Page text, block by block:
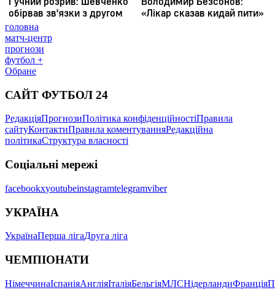
головна
матч-центр
прогнози
футбол +
Обране
САЙТ ФУТБОЛ 24
РедакціяПрогнозиПолітика конфіденційностіПравила
сайтуКонтактиПравила коментуванняРедакційна
політикаСтруктура власності
Соціальні мережі
facebookxyoutubeinstagramtelegramviber
УКРАЇНА
УкраїнаПерша лігаДруга ліга
ЧЕМПІОНАТИ
НімеччинаІспаніяАнгліяІталіяБельгіяМЛСНідерландиФранція